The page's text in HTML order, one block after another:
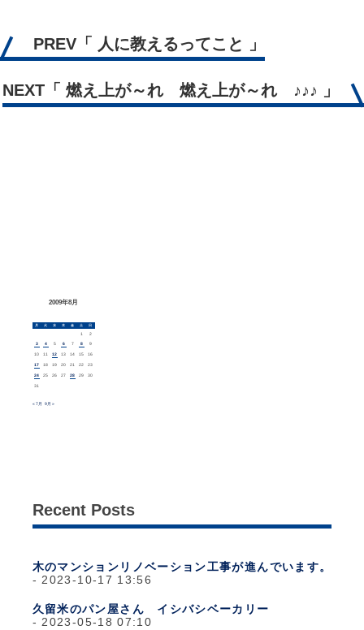
PREV「 人に教えるってこと 」
NEXT 「 燃え上が～れ 燃え上が～れ ♪♪♪ 」
2009年8月
月 火 水 木 金 土 日
1
2
3
4 5 6 7 8 9
10 11 12 13 14 15 16
17 18 19 20 21 22 23
24 25 26 27 28 29 30
31
« 7月 9月 »
Recent Posts
木のマンションリノベーション工事が進んでいます。
2023-10-17 13:56
久留米のパン屋さん イシバシベーカリー
2023-05-18 07:10